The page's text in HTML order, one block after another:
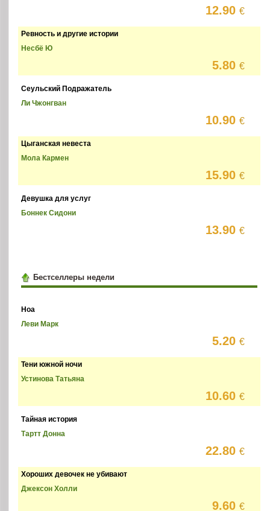
12.90€
Ревность и другие истории
Несбё Ю
5.80€
Сеульский Подражатель
Ли Чжонгван
10.90€
Цыганская невеста
Мола Кармен
15.90€
Девушка для услуг
Боннек Сидони
13.90€
Бестселлеры недели
Ноа
Леви Марк
5.20€
Тени южной ночи
Устинова Татьяна
10.60€
Тайная история
Тартт Донна
22.80€
Хороших девочек не убивают
Джексон Холли
9.60€